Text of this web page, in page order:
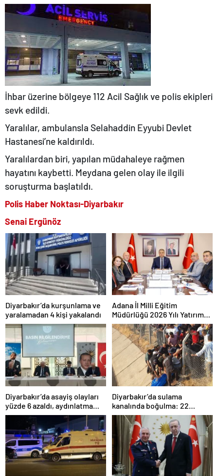
İhbar üzerine bölgeye 112 Acil Sağlık ve polis ekipleri
sevk edildi.
Yaralılar, ambulansla Selahaddin Eyyubi Devlet
Hastanesi’ne kaldırıldı.
Yaralılardan biri, yapılan müdahaleye rağmen
hayatını kaybetti. Meydana gelen olay ile ilgili
soruşturma başlatıldı.
Polis Haber Noktası-Diyarbakır
Senai Ergünöz
Diyarbakır’da kurşunlama ve
yaralamadan 4 kişi yakalandı
Adana İl Milli Eğitim
Müdürlüğü 2026 Yılı Yatırım
Programı değerlendirildi
Diyarbakır’da asayiş olayları
yüzde 6 azaldı, aydınlatma
oranı yüzde 98’e yükseldi
Diyarbakır’da sulama
kanalında boğulma: 22
yaşındaki genç hayatını
kaybetti